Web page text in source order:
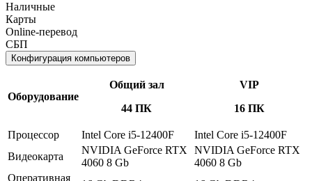
Наличные
Карты
Online-перевод
СБП
Конфигурация компьютеров
Оборудование
Общий зал
44 ПК
VIP
16 ПК
Процессор Intel Core i5-12400F
Intel Core i5-12400F
Видеокарта
NVIDIA GeForce RTX
4060 8 Gb
NVIDIA GeForce RTX
4060 8 Gb
Оперативная